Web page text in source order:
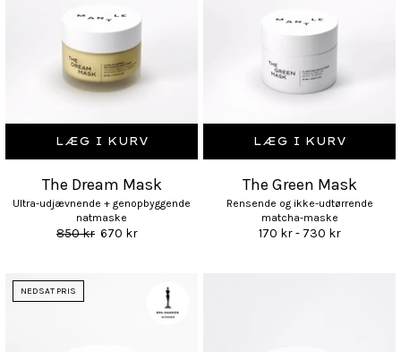
LÆG I KURV
The Dream Mask
Ultra-udjævnende + genopbyggende
natmaske
850 kr 670 kr
LÆG I KURV
The Green Mask
Rensende og ikke-udtørrende
matcha-maske
170 kr - 730 kr
NEDSAT PRIS